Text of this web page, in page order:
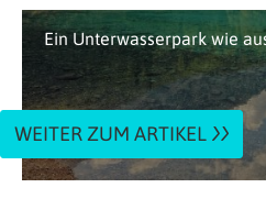
Ein Unterwasserpark wie
WEITER ZUM ARTIKEL